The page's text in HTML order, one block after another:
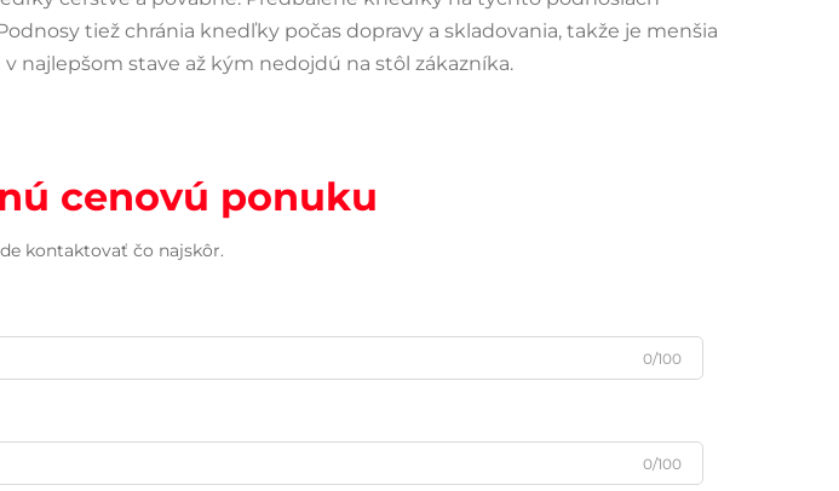
tiež chránia knedľky počas dopravy a skladovania, takže je menšia
najlepšom stave až kým nedojdú na stôl zákazníka.
cenovú ponuku
kontaktovať čo najskôr.
0/100
0/100